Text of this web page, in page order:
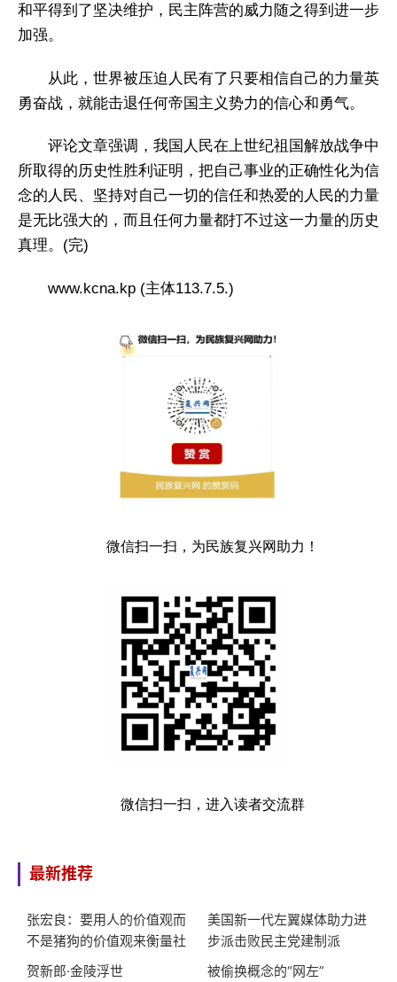
和平得到了坚决维护，民主阵营的威力随之得到进一步
加强。
从此，世界被压迫人民有了只要相信自己的力量英
勇奋战，就能击退任何帝国主义势力的信心和勇气。
评论文章强调，我国人民在上世纪祖国解放战争中
所取得的历史性胜利证明，把自己事业的正确性化为信
念的人民、坚持对自己一切的信任和热爱的人民的力量
是无比强大的，而且任何力量都打不过这一力量的历史
真理。(完)
www.kcna.kp (主体113.7.5.)
微信扫一扫，为民族复兴网助力！
微信扫一扫，进入读者交流群
最新推荐
张宏良：要用人的价值观而
不是猪狗的价值观来衡量社
会
美国新一代左翼媒体助力进
步派击败民主党建制派
贺新郎·金陵浮世
被偷换概念的“网左”